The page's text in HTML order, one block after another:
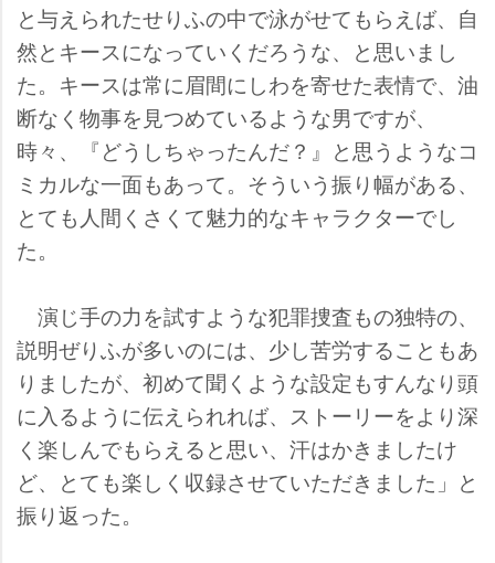
と与えられたせりふの中で泳がせてもらえば、自
然とキースになっていくだろうな、と思いまし
た。キースは常に眉間にしわを寄せた表情で、油
断なく物事を見つめているような男ですが、
時々、『どうしちゃったんだ？』と思うようなコ
ミカルな一面もあって。そういう振り幅がある、
とても人間くさくて魅力的なキャラクターでし
た。
演じ手の力を試すような犯罪捜査もの独特の、
説明ぜりふが多いのには、少し苦労することもあ
りましたが、初めて聞くような設定もすんなり頭
に入るように伝えられれば、ストーリーをより深
く楽しんでもらえると思い、汗はかきましたけ
ど、とても楽しく収録させていただきました」と
振り返った。